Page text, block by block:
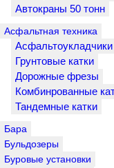
Автокраны 50 тонн
Асфальтная техника
Асфальтоукладчики
Грунтовые катки
Дорожные фрезы
Комбинрованные
Тандемные катки
Бара
Бульдозеры
Буровые установки